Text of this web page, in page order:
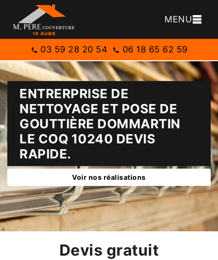
MENU
03 59 28 20 54 06 18 65 62 59
ENTRERPRISE DE
NETTOYAGE ET POSE DE
GOUTTIÈRE DOMMARTIN
LE COQ 10240 DEVIS
RAPIDE.
Voir nos réalisations
Devis gratuit